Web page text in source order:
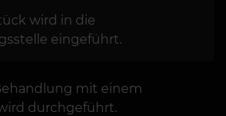
wird in die
eingeführt.
mit einem
durchgeführt.